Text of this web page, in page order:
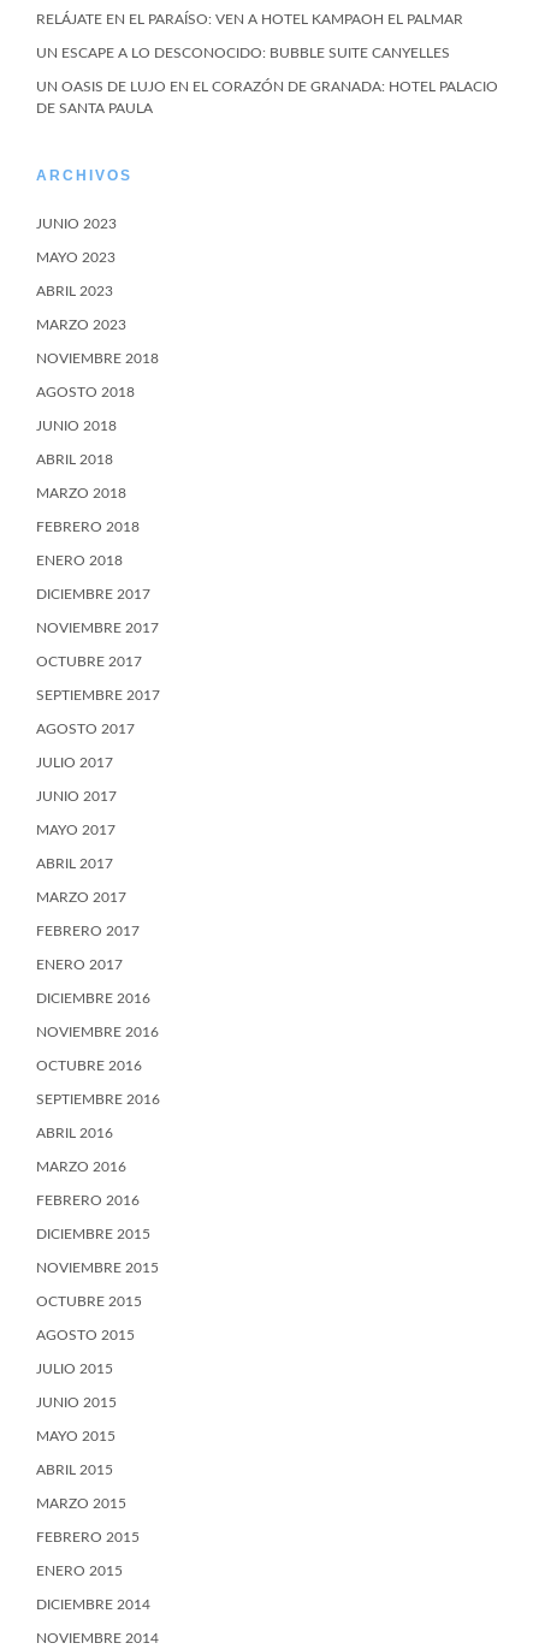
RELÁJATE EN EL PARAÍSO: VEN A HOTEL KAMPAOH EL PALMAR
UN ESCAPE A LO DESCONOCIDO: BUBBLE SUITE CANYELLES
UN OASIS DE LUJO EN EL CORAZÓN DE GRANADA: HOTEL PALACIO
DE SANTA PAULA
ARCHIVOS
JUNIO 2023
MAYO 2023
ABRIL 2023
MARZO 2023
NOVIEMBRE 2018
AGOSTO 2018
JUNIO 2018
ABRIL 2018
MARZO 2018
FEBRERO 2018
ENERO 2018
DICIEMBRE 2017
NOVIEMBRE 2017
OCTUBRE 2017
SEPTIEMBRE 2017
AGOSTO 2017
JULIO 2017
JUNIO 2017
MAYO 2017
ABRIL 2017
MARZO 2017
FEBRERO 2017
ENERO 2017
DICIEMBRE 2016
NOVIEMBRE 2016
OCTUBRE 2016
SEPTIEMBRE 2016
ABRIL 2016
MARZO 2016
FEBRERO 2016
DICIEMBRE 2015
NOVIEMBRE 2015
OCTUBRE 2015
AGOSTO 2015
JULIO 2015
JUNIO 2015
MAYO 2015
ABRIL 2015
MARZO 2015
FEBRERO 2015
ENERO 2015
DICIEMBRE 2014
NOVIEMBRE 2014